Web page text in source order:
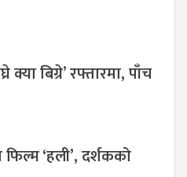
क्या बिग्रे’ रफ्तारमा, पाँच
फिल्म ‘हली’, दर्शकको